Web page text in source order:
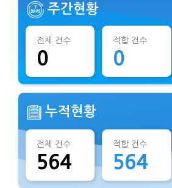
주간현황
전체 건수
0
적합 건수
0
누적현황
전체 건수
564
적합 건수
564